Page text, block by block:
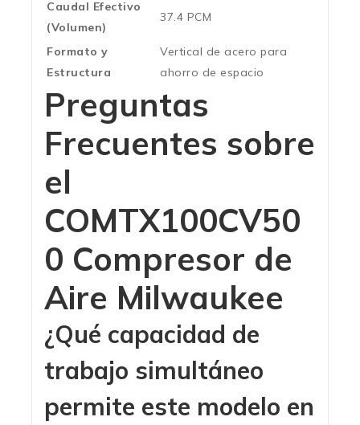
Caudal Efectivo
(Volumen)
37.4 PCM
Formato y
Estructura
Vertical de acero para
ahorro de espacio
Preguntas
Frecuentes sobre
el
COMTX100CV50
0 Compresor de
Aire Milwaukee
¿Qué capacidad de
trabajo simultáneo
permite este modelo en